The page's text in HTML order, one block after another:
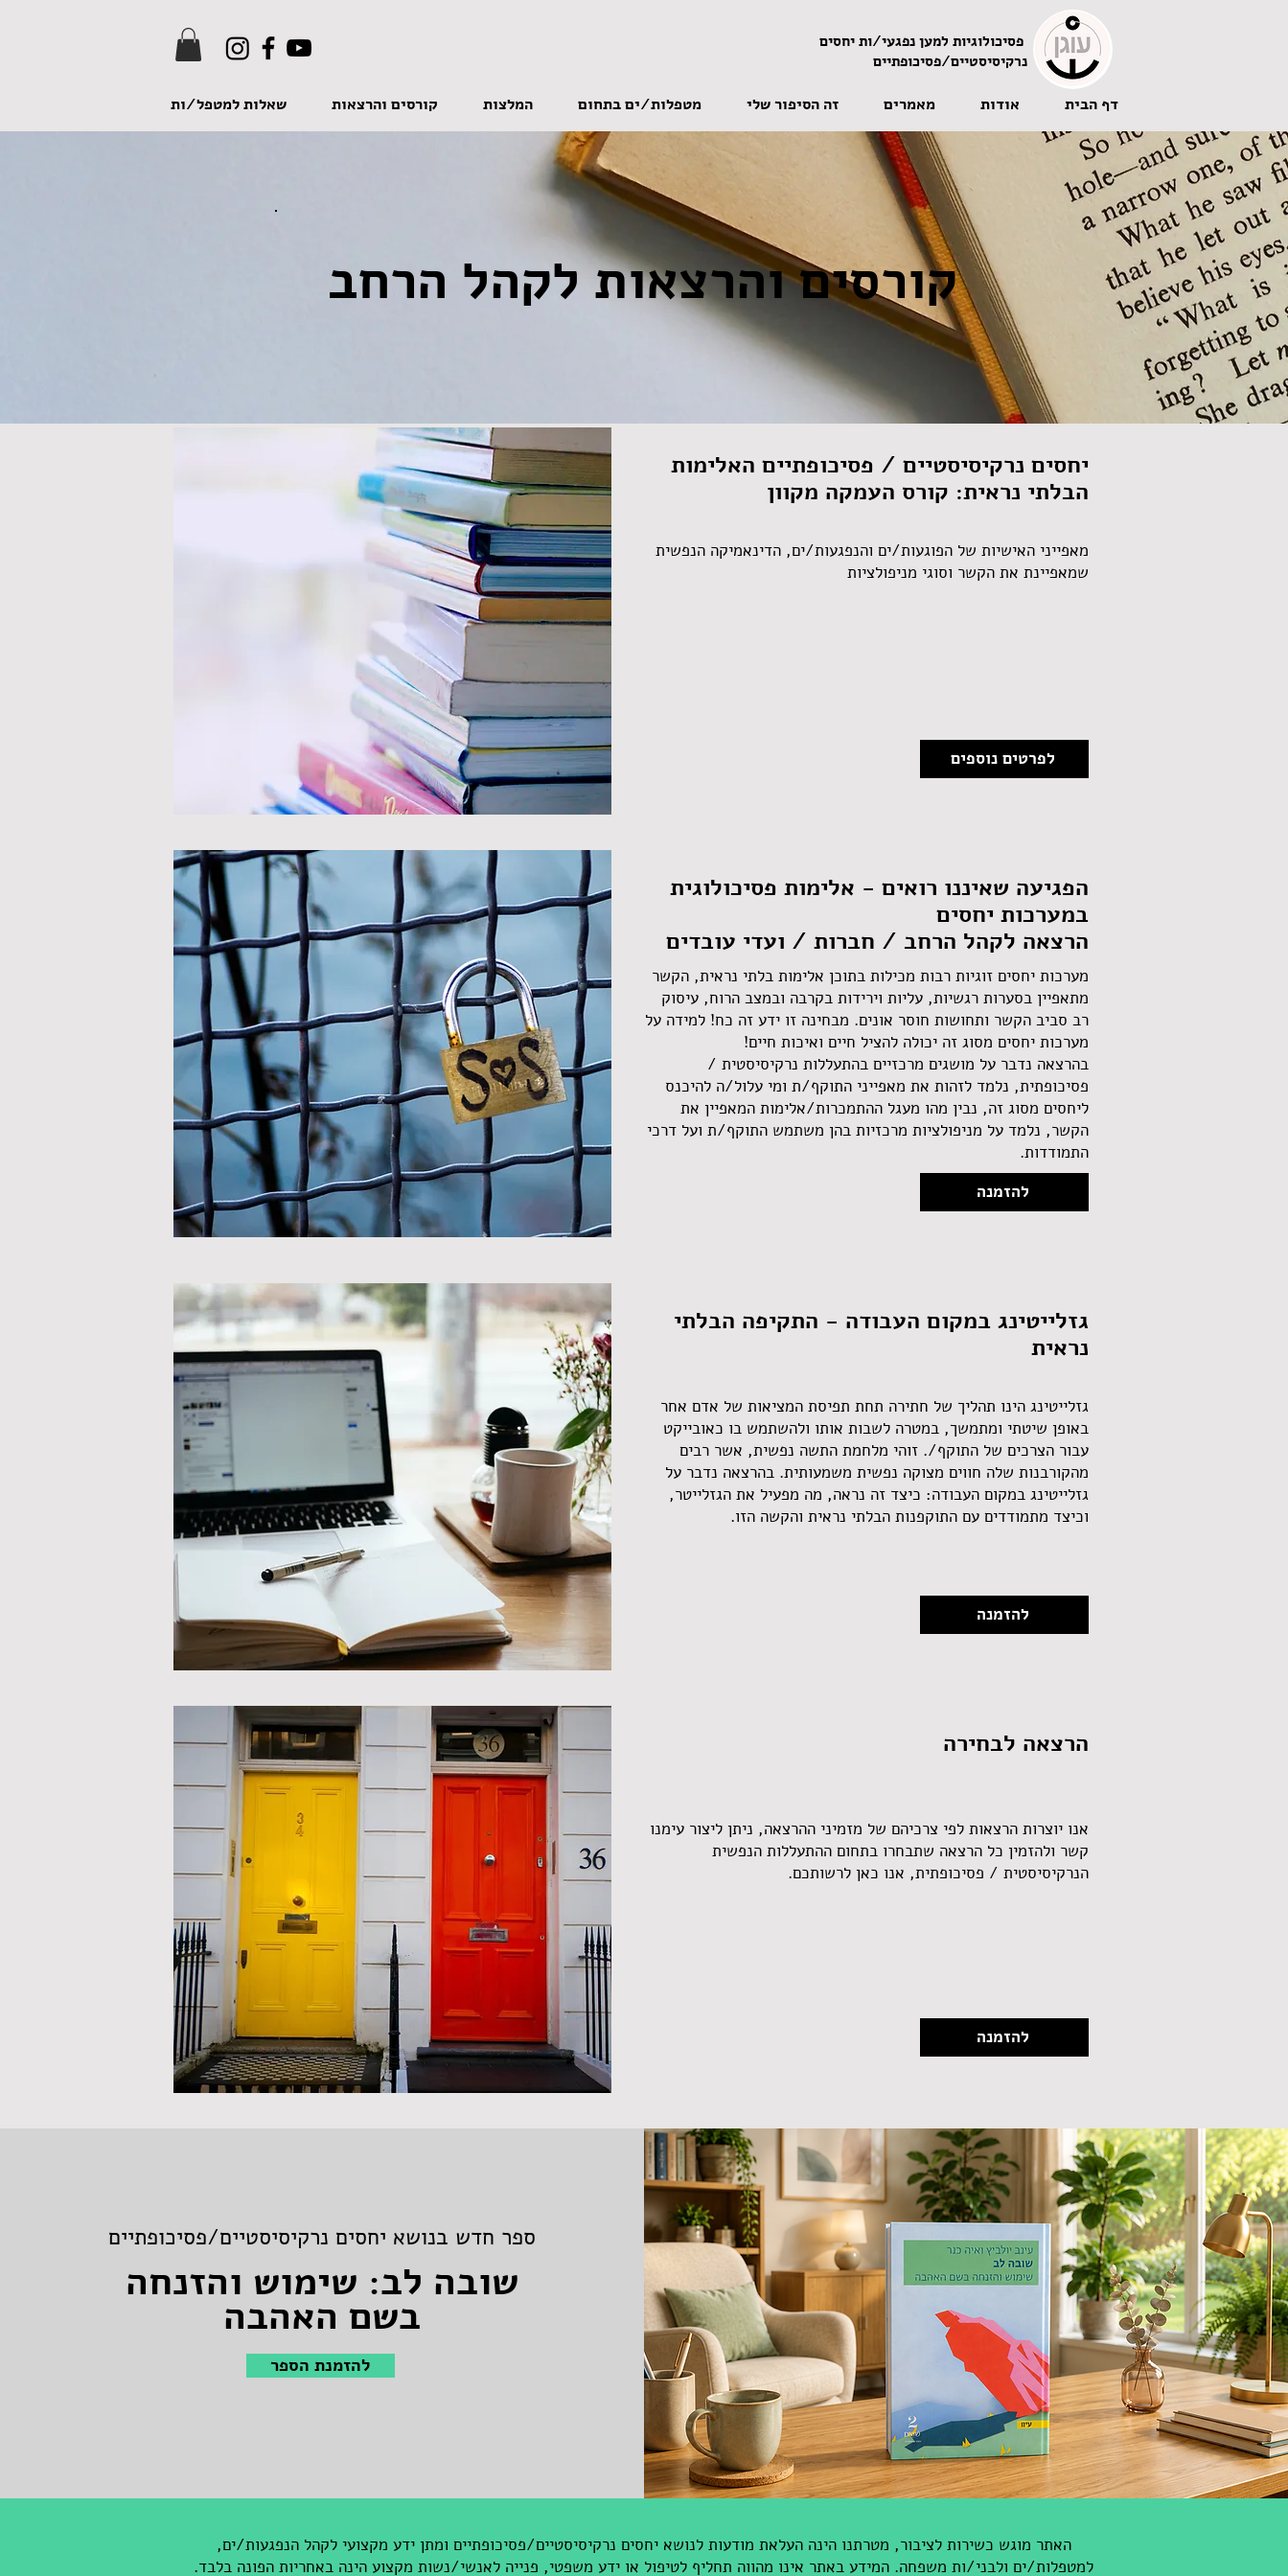
פסיכולוגיות למען נפגעי/ות יחסים
נרקיסיסטיים/פסיכופתיים
דף הבית אודות מאמרים זה הסיפור שלי מטפלות/ים בתחום המלצות קורסים והרצאות שאלות למטפל/ות
קורסים והרצאות לקהל הרחב
יחסים נרקיסיסטיים / פסיכופתיים האלימות
הבלתי נראית: קורס העמקה מקוון
מאפייני האישיות של הפוגעות/ים והנפגעות/ים, הדינאמיקה הנפשית
שמאפיינת את הקשר וסוגי מניפולציות
לפרטים נוספים
הפגיעה שאיננו רואים - אלימות פסיכולוגית
במערכות יחסים
הרצאה לקהל הרחב / חברות / ועדי עובדים
מערכות יחסים זוגיות רבות מכילות בתוכן אלימות בלתי נראית, הקשר
מתאפיין בסערות רגשיות, עליות וירידות בקרבה ובמצב הרוח, עיסוק
רב סביב הקשר ותחושות חוסר אונים. מבחינה זו ידע זה כח! למידה על
מערכות יחסים מסוג זה יכולה להציל חיים ואיכות חיים!
בהרצאה נדבר על מושגים מרכזיים בהתעללות נרקיסיסטית /
פסיכופתית, נלמד לזהות את מאפייני התוקף/ת ומי עלול/ה להיכנס
ליחסים מסוג זה, נבין מהו מעגל ההתמכרות/אלימות המאפיין את
הקשר, נלמד על מניפולציות מרכזיות בהן משתמש התוקף/ת ועל דרכי
התמודדות.
להזמנה
גזלייטינג במקום העבודה - התקיפה הבלתי
נראית
גזלייטינג הינו תהליך של חתירה תחת תפיסת המציאות של אדם אחר
באופן שיטתי ומתמשך, במטרה לשבות אותו ולהשתמש בו כאובייקט
עבור הצרכים של התוקף/. זוהי מלחמת התשה נפשית, אשר רבים
מהקורבנות שלה חווים מצוקה נפשית משמעותית. בהרצאה נדבר על
גזלייטינג במקום העבודה: כיצד זה נראה, מה מפעיל את הגזלייטר,
וכיצד מתמודדים עם התוקפנות הבלתי נראית והקשה הזו.
להזמנה
הרצאה לבחירה
אנו יוצרות הרצאות לפי צרכיהם של מזמיני ההרצאה, ניתן ליצור עימנו
קשר ולהזמין כל הרצאה שתבחרו בתחום ההתעללות הנפשית
הנרקיסיסטית / פסיכופתית, אנו כאן לרשותכם.
להזמנה
להזמנת הספר
ספר חדש בנושא יחסים נרקיסיסטיים/פסיכופתיים
שובה לב: שימוש והזנחה
בשם האהבה
האתר מוגש כשירות לציבור, מטרתנו הינה העלאת מודעות לנושא יחסים נרקיסיסטיים/פסיכופתיים ומתן ידע מקצועי לקהל הנפגעות/ים,
למטפלות/ים ולבני/ות משפחה. המידע באתר אינו מהווה תחליף לטיפול או ידע משפטי, פנייה לאנשי/נשות מקצוע הינה באחריות הפונה בלבד.